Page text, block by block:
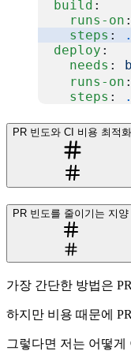
  build
:
    runs-on
    steps
:
  deploy
:
    needs
:
    runs-on
    steps
:
PR 빈도와 CI 비용 최적화
PR 빈도를 줄이기는 지양
가장 간단한 방법은
하지만 비용 때문에
그렇다면 저는 어떻